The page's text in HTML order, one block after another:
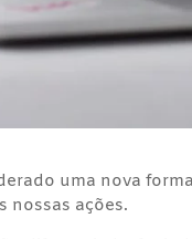
uma nova
nossas ações.